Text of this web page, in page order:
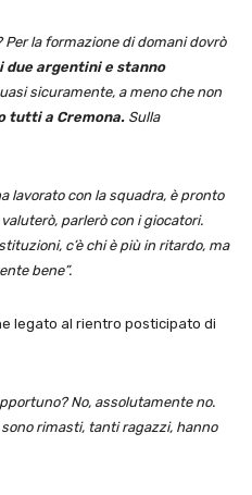
Per la formazione di domani dovrò
due argentini e stanno
sicuramente, a meno che non
tutti a Cremona. Sulla
lavorato con la squadra, è pronto
parlerò con i giocatori.
c’è chi è più in ritardo, ma
bene”.
legato al rientro posticipato di
No, assolutamente no.
rimasti, tanti ragazzi, hanno